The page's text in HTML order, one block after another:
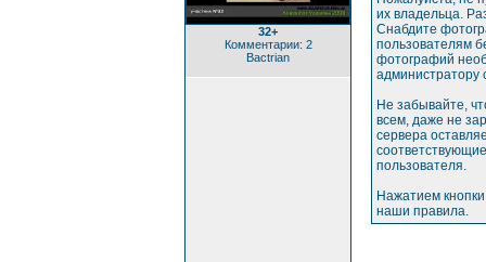
32+
Комментарии: 2
Bactrian
их владельца.
Снабдите
пользователям
фотографий
администратору
Не забывайте,
всем, даже не
сервера
пользователя.
Нажатием
наши правила.